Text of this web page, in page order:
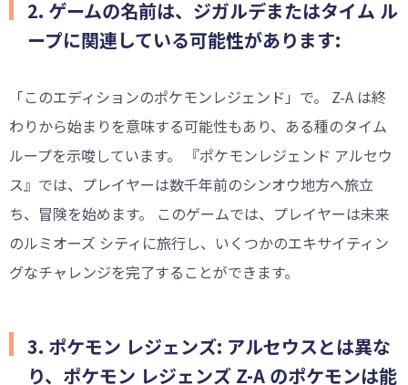
2. ゲームの名前は、ジガルデまたはタイム ル
ープに関連している可能性があります:
「このエディションのポケモンレジェンド」で。 Z-A は終
わりから始まりを意味する可能性もあり、ある種のタイム
ループを示唆しています。 『ポケモンレジェンド アルセウ
ス』では、プレイヤーは数千年前のシンオウ地方へ旅立
ち、冒険を始めます。 このゲームでは、プレイヤーは未来
のルミオーズ シティに旅行し、いくつかのエキサイティン
グなチャレンジを完了することができます。
3. ポケモン レジェンズ: アルセウスとは異な
り、ポケモン レジェンズ Z-A のポケモンは能